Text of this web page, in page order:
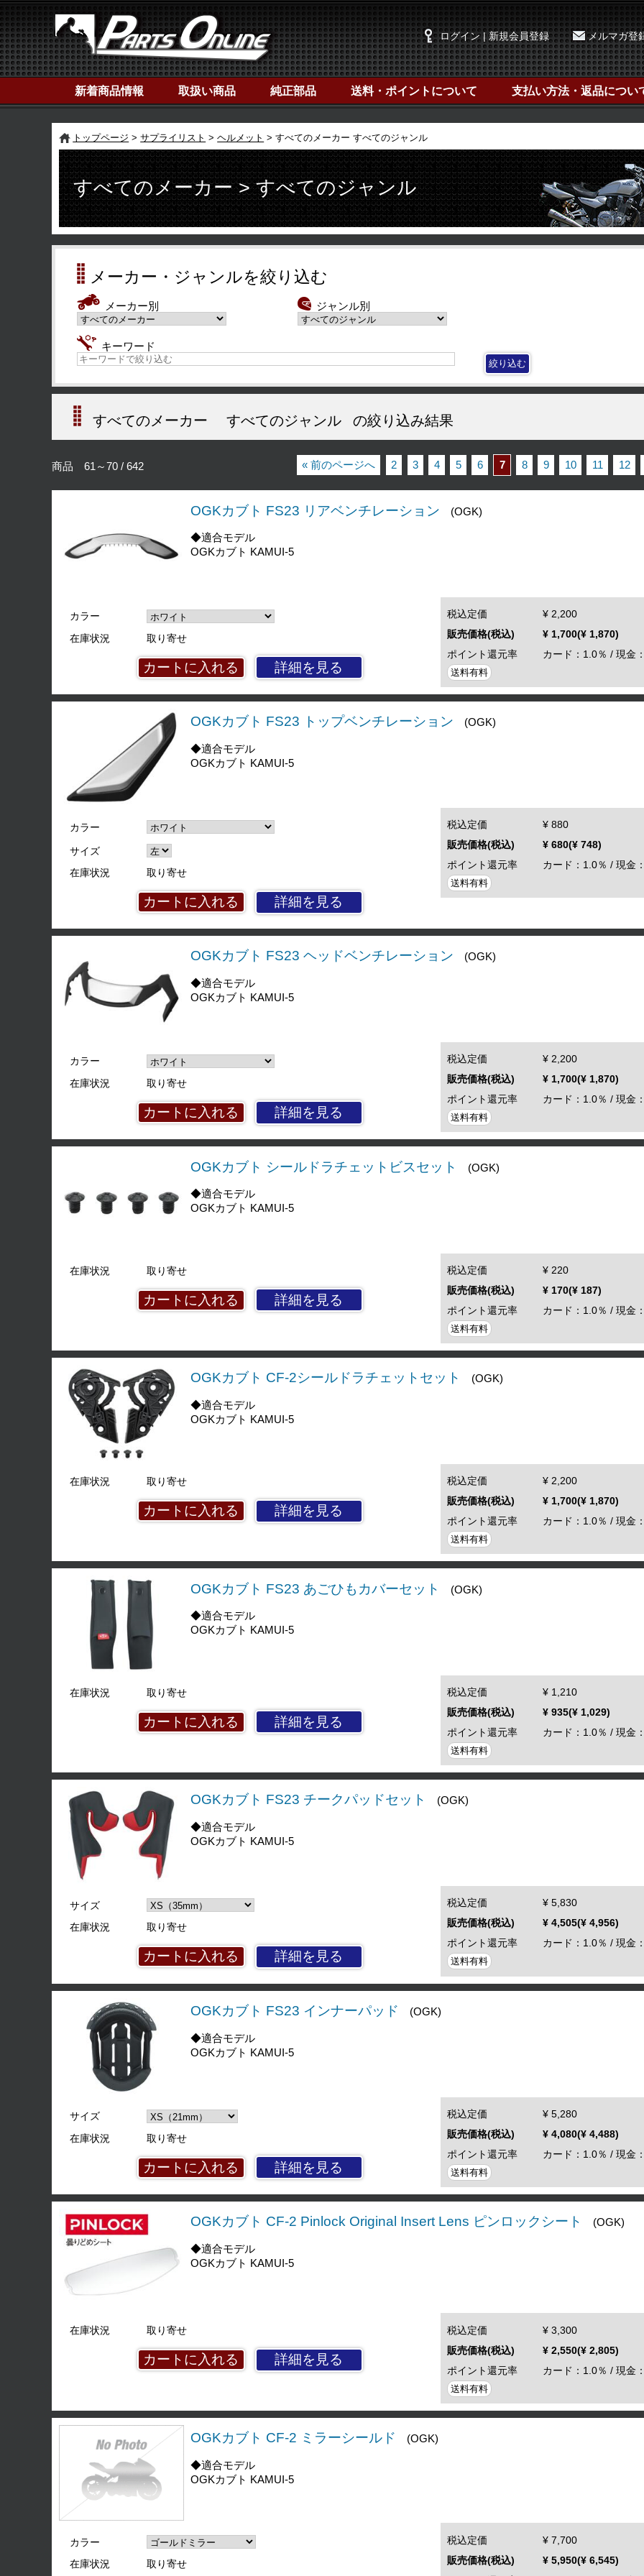
ログイン | 新規会員登録 メルマガ登
新着商品情報 取扱い商品 純正部品 送料・ポイントについて 支払い方法・返品につい
トップページ サプライリスト ヘルメット すべてのメーカー すべてのジャンル
すべてのメーカー > すべてのジャンル
メーカー・ジャンルを絞り込む
メーカー別 ジャンル別
キーワード
すべてのメーカー すべてのジャンル の絞り込み結果
商品 61～70 / 642 « 前のページへ 2 3 4 5 6 7 8 9 10 11 12
OGKカブト FS23 リアベンチレーション (OGK)
◆適合モデル
OGKカブト KAMUI-5
カラー
在庫状況
取り寄せ
詳細を見る
税込定価
¥ 2,200
販売価格(税込)
¥ 1,700(¥ 1,870)
ポイント還元率
カード：1.0％ / 現金
送料有料
OGKカブト FS23 トップベンチレーション (OGK)
◆適合モデル
OGKカブト KAMUI-5
カラー
サイズ
在庫状況
取り寄せ
詳細を見る
税込定価
¥ 880
販売価格(税込)
¥ 680(¥ 748)
ポイント還元率
カード：1.0％ / 現金
送料有料
OGKカブト FS23 ヘッドベンチレーション (OGK)
◆適合モデル
OGKカブト KAMUI-5
カラー
在庫状況
取り寄せ
詳細を見る
税込定価
¥ 2,200
販売価格(税込)
¥ 1,700(¥ 1,870)
ポイント還元率
カード：1.0％ / 現金
送料有料
OGKカブト シールドラチェットビスセット (OGK)
◆適合モデル
OGKカブト KAMUI-5
在庫状況 取り寄せ
詳細を見る
税込定価
¥ 220
販売価格(税込)
¥ 170(¥ 187)
ポイント還元率
カード：1.0％ / 現金
送料有料
OGKカブト CF-2シールドラチェットセット (OGK)
◆適合モデル
OGKカブト KAMUI-5
在庫状況 取り寄せ
詳細を見る
税込定価
¥ 2,200
販売価格(税込)
¥ 1,700(¥ 1,870)
ポイント還元率
カード：1.0％ / 現金
送料有料
OGKカブト FS23 あごひもカバーセット (OGK)
◆適合モデル
OGKカブト KAMUI-5
在庫状況 取り寄せ
詳細を見る
税込定価
¥ 1,210
販売価格(税込)
¥ 935(¥ 1,029)
ポイント還元率
カード：1.0％ / 現金
送料有料
OGKカブト FS23 チークパッドセット (OGK)
◆適合モデル
OGKカブト KAMUI-5
サイズ
在庫状況
取り寄せ
詳細を見る
税込定価
¥ 5,830
販売価格(税込)
¥ 4,505(¥ 4,956)
ポイント還元率
カード：1.0％ / 現金
送料有料
OGKカブト FS23 インナーパッド (OGK)
◆適合モデル
OGKカブト KAMUI-5
サイズ
在庫状況
取り寄せ
詳細を見る
税込定価
¥ 5,280
販売価格(税込)
¥ 4,080(¥ 4,488)
ポイント還元率
カード：1.0％ / 現金
送料有料
OGKカブト CF-2 Pinlock Original Insert Lens ピンロックシート (OGK)
◆適合モデル
OGKカブト KAMUI-5
在庫状況 取り寄せ
詳細を見る
税込定価
¥ 3,300
販売価格(税込)
¥ 2,550(¥ 2,805)
ポイント還元率
カード：1.0％ / 現金
送料有料
OGKカブト CF-2 ミラーシールド (OGK)
◆適合モデル
OGKカブト KAMUI-5
カラー
在庫状況
取り寄せ
税込定価
¥ 7,700
販売価格(税込)
¥ 5,950(¥ 6,545)